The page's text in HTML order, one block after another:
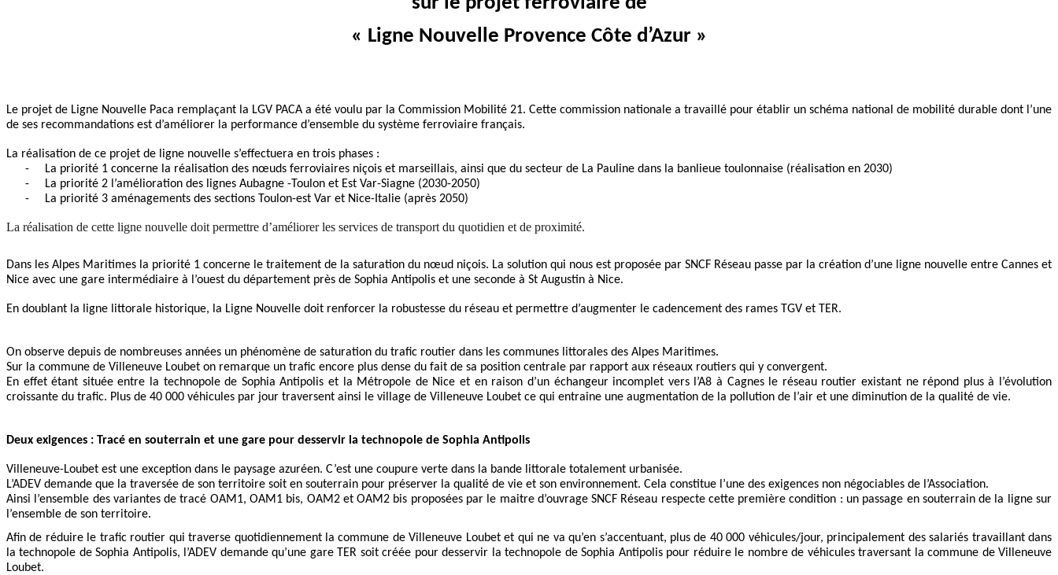
« Ligne Nouvelle Provence Côte d’Azur »
Le projet de Ligne Nouvelle Paca remplaçant la LGV PACA a été voulu par la Commission Mobilité 21. Cette commission nationale a travaillé pour établir un schéma national de mobilité durable dont l’une
de ses recommandations est d’améliorer la performance d’ensemble du système ferroviaire français.
La réalisation de ce projet de ligne nouvelle s’effectuera en trois phases :
-
La priorité 1 concerne la réalisation des nœuds ferroviaires niçois et marseillais, ainsi que du secteur de La Pauline dans la banlieue toulonnaise (réalisation en 2030)
-
La priorité 2 l’amélioration des lignes Aubagne -Toulon et Est Var-Siagne (2030-2050)
-
La priorité 3 aménagements des sections Toulon-est Var et Nice-Italie (après 2050)
La réalisation de cette ligne nouvelle doit permettre d’améliorer les services de transport du quotidien et de proximité.
Dans les Alpes Maritimes la priorité 1 concerne le traitement de la saturation du nœud niçois. La solution qui nous est proposée par SNCF Réseau passe par la création d’une ligne nouvelle entre Cannes et
Nice avec une gare intermédiaire à l’ouest du département près de Sophia Antipolis et une seconde à St Augustin à Nice.
En doublant la ligne littorale historique, la Ligne Nouvelle doit renforcer la robustesse du réseau et permettre d’augmenter le cadencement des rames TGV et TER.
On observe depuis de nombreuses années un phénomène de saturation du trafic routier dans les communes littorales des Alpes Maritimes.
Sur la commune de Villeneuve Loubet on remarque un trafic encore plus dense du fait de sa position centrale par rapport aux réseaux routiers qui y convergent.
En effet étant située entre la technopole de Sophia Antipolis et la Métropole de Nice et en raison d’un échangeur incomplet vers l’A8 à Cagnes le réseau routier existant ne répond plus à l’évolution
croissante du trafic. Plus de 40 000 véhicules par jour traversent ainsi le village de Villeneuve Loubet ce qui entraine une augmentation de la pollution de l’air et une diminution de la qualité de vie.
Deux exigences : Tracé en souterrain et une gare pour desservir la technopole de Sophia Antipolis
Villeneuve-Loubet est une exception dans le paysage azuréen. C’est une coupure verte dans la bande littorale totalement urbanisée.
L’ADEV demande que la traversée de son territoire soit en souterrain pour préserver la qualité de vie et son environnement. Cela constitue l’une des exigences non négociables de l’Association.
Ainsi l’ensemble des variantes de tracé OAM1, OAM1 bis, OAM2 et OAM2 bis proposées par le maitre d’ouvrage SNCF Réseau respecte cette première condition : un passage en souterrain de la ligne sur
l’ensemble de son territoire.
Afin de réduire le trafic routier qui traverse quotidiennement la commune de Villeneuve Loubet et qui ne va qu’en s’accentuant, plus de 40 000 véhicules/jour, principalement des salariés travaillant dans
la technopole de Sophia Antipolis, l’ADEV demande qu’une gare TER soit créée pour desservir la technopole de Sophia Antipolis pour réduire le nombre de véhicules traversant la commune de Villeneuve
Loubet.